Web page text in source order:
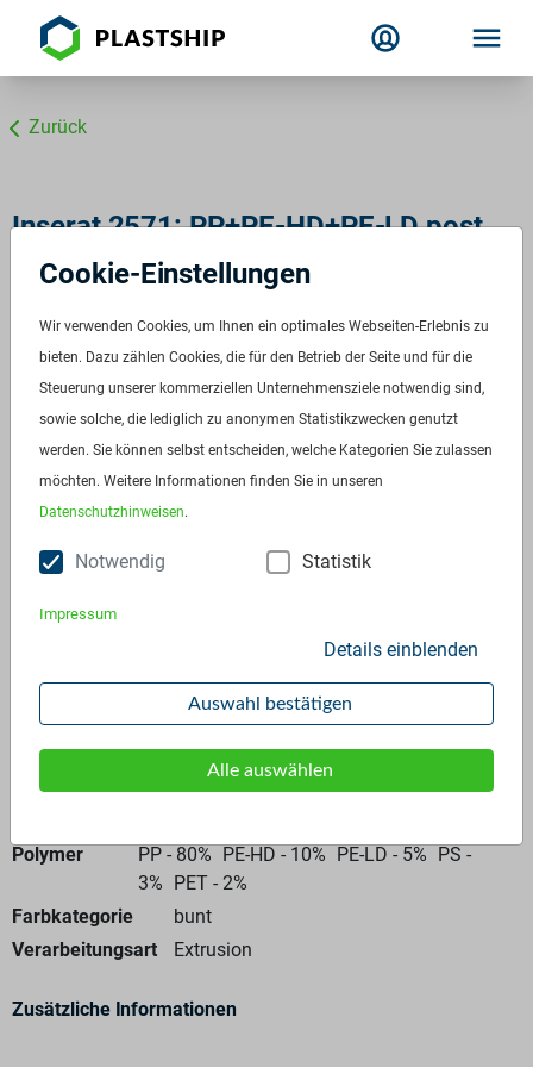
Zurück
Inserat 2571: PP+PE-HD+PE-LD post
consumer bunt
PP Ballenware post consumer
ID:2571
Verfügbar ab:Sofort
Frequenz:Auf Anfrage
Menge:Auf Anfrage
Preis:Auf Anfrage
Anfrage stellen
Polymer
PP - 80% PE-HD - 10% PE-LD - 5% PS -
3% PET - 2%
Farbkategorie
bunt
Verarbeitungsart
Extrusion
Zusätzliche Informationen
Cookie-Einstellungen
Wir verwenden Cookies, um Ihnen ein optimales Webseiten-Erlebnis zu
bieten. Dazu zählen Cookies, die für den Betrieb der Seite und für die
Steuerung unserer kommerziellen Unternehmensziele notwendig sind,
sowie solche, die lediglich zu anonymen Statistikzwecken genutzt
werden. Sie können selbst entscheiden, welche Kategorien Sie zulassen
möchten. Weitere Informationen finden Sie in unseren
Datenschutzhinweisen.
Notwendig Statistik
Impressum
Details einblenden
Auswahl bestätigen
Alle auswählen